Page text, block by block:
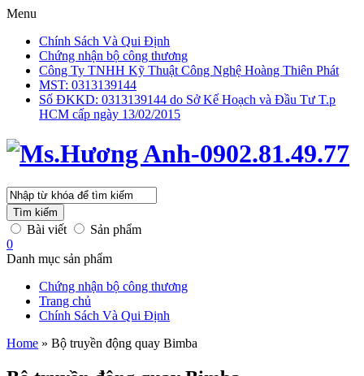
Menu
Chính Sách Và Qui Định
Chứng nhận bộ công thương
Công Ty TNHH Kỹ Thuật Công Nghệ Hoàng Thiên Phát
MST: 0313139144
Số ĐKKD: 0313139144 do Sở Kế Hoạch và Đầu Tư T.p
HCM cấp ngày 13/02/2015
Tìm kiếm
Bài viết
Sản phẩm
0
Danh mục sản phẩm
Chứng nhận bộ công thương
Trang chủ
Chính Sách Và Qui Định
Home » Bộ truyền động quay Bimba